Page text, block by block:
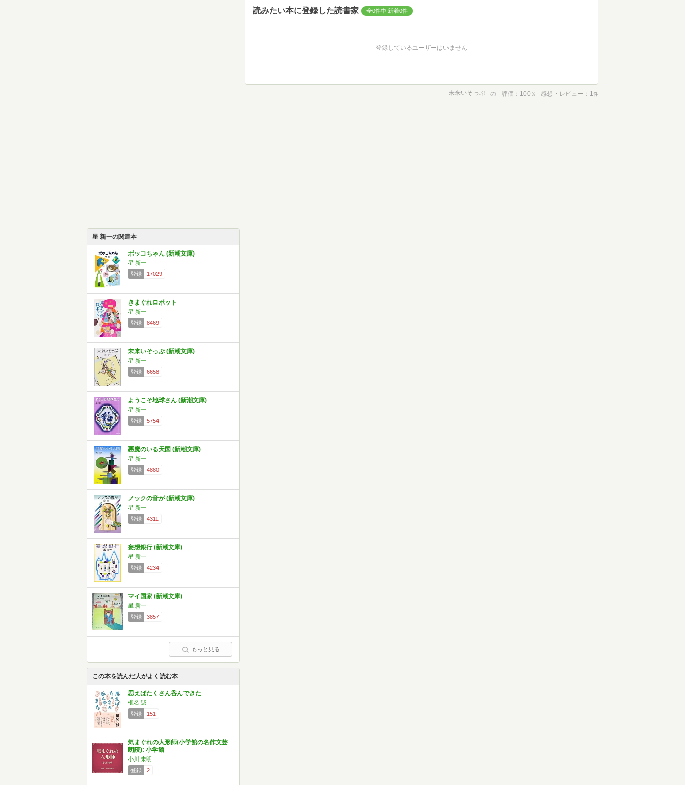
星 新一の関連本
ボッコちゃん (新潮文庫)
星 新一
登録
17029
きまぐれロボット
星 新一
登録
8469
未来いそっぷ (新潮文庫)
星 新一
登録
6658
ようこそ地球さん (新潮文庫)
星 新一
登録
5754
悪魔のいる天国 (新潮文庫)
星 新一
登録
4880
ノックの音が (新潮文庫)
星 新一
登録
4311
妄想銀行 (新潮文庫)
星 新一
登録
4234
マイ国家 (新潮文庫)
星 新一
登録
3857
もっと見る
この本を読んだ人がよく読む本
思えばたくさん呑んできた
椎名 誠
登録
151
気まぐれの人形師(小学館の名作文芸
朗読): 小学館
小川 未明
登録
2
読みたい本に登録した読書家 全0件中 新着0件
登録しているユーザーはいません
未来いそっぷ の 評価 100 ％ 感想・レビュー 1件